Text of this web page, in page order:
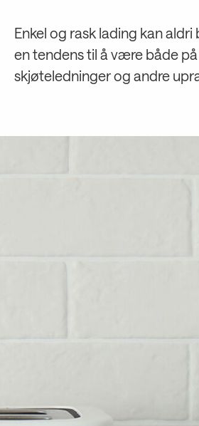
Enkel og rask lading kan
en tendens til å være både
skjøteledninger og andre